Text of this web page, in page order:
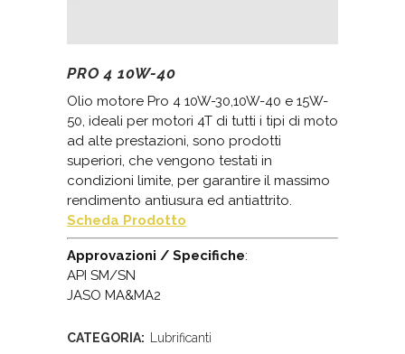
PRO 4 10W-40
Olio motore Pro 4 10W-30,10W-40 e 15W-
50, ideali per motori 4T di tutti i tipi di moto
ad alte prestazioni, sono prodotti
superiori, che vengono testati in
condizioni limite, per garantire il massimo
rendimento antiusura ed antiattrito.
Scheda Prodotto
Approvazioni / Specifiche:
API SM/SN
JASO MA&MA2
CATEGORIA: Lubrificanti